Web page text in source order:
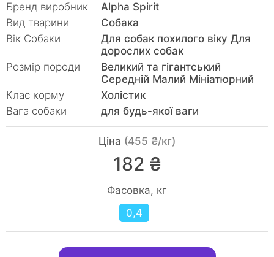
Бренд виробник
Alpha Spirit
Вид тварини
Собака
Вік Собаки
Для собак похилого віку Для
дорослих собак
Розмір породи
Великий та гігантський
Середній Малий Мініатюрний
Клас корму
Холістик
Вага собаки
для будь-якої ваги
Ціна (455 ₴/кг)
182 ₴
Фасовка, кг
0,4